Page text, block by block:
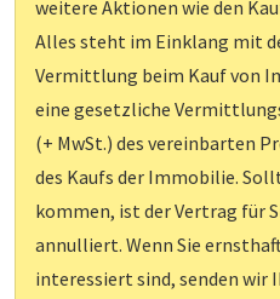
weitere Aktionen wie den
Alles steht im Einklang mit
Vermittlung beim Kauf von
eine gesetzliche
(+ MwSt.) des vereinbarten
des Kaufs der Immobilie.
kommen, ist der Vertrag für
annulliert. Wenn Sie
interessiert sind, senden wir